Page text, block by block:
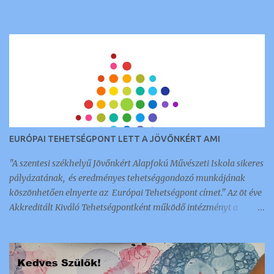
EURÓPAI TEHETSÉGPONT LETT A JÖVŐNKÉRT AMI
"A szentesi székhelyű Jövőnkért Alapfokú Művészeti Iskola sikeres
pályázatának, és eredményes tehetséggondozó munkájának
köszönhetően elnyerte az Európai Tehetségpont címet." Az öt éve
Akkreditált Kiváló Tehetségpontként működő intézményt a
rendelkezik a kontinensen. Az a tehetséggondozó szervezet lehet
Európai Tehetségpont: aki rendelkezik a tehetségek fejlesztésével